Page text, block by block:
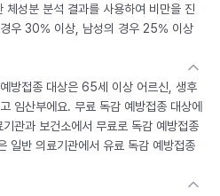
체성분 분석 결과를 사용하여 비만을 진
우 30% 이상, 남성의 경우 25% 이상
방접종 대상은 65세 이상 어르신, 생후
임산부에요. 무료 독감 예방접종 대상에
관과 보건소에서 무료로 독감 예방접종
일반 의료기관에서 유료 독감 예방접종